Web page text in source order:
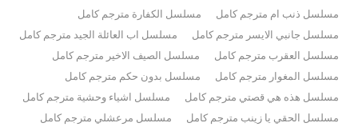
مسلسل ذنب ام مترجم كامل
مسلسل الكفارة مترجم كامل
مسلسل جانبي الايسر مترجم كامل
مسلسل اب العائلة الجيد مترجم كامل
مسلسل العقرب مترجم كامل
مسلسل الصيف الاخير مترجم كامل
مسلسل المغوار مترجم كامل
مسلسل بدون حكم مترجم كامل
مسلسل هذه هي قصتي مترجم كامل
مسلسل اشياء وحشية مترجم كامل
مسلسل الحقي يا زينب مترجم كامل
مسلسل مرعشلي مترجم كامل